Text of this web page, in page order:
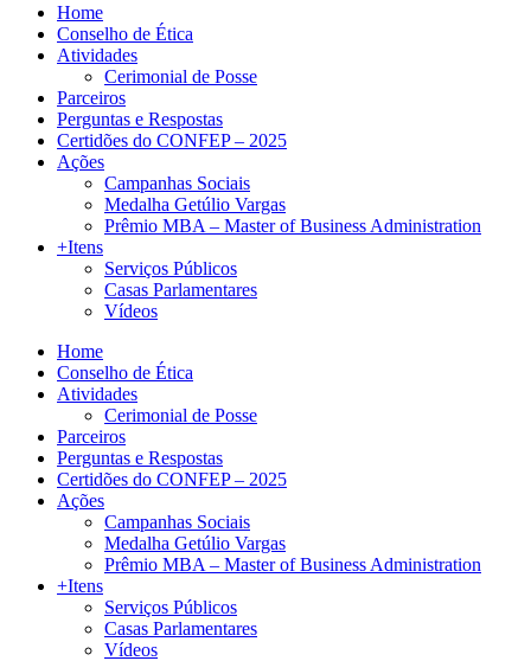
Home
Conselho de Ética
Atividades
Cerimonial de Posse
Parceiros
Perguntas e Respostas
Certidões do CONFEP – 2025
Ações
Campanhas Sociais
Medalha Getúlio Vargas
Prêmio MBA – Master of Business Administration
+Itens
Serviços Públicos
Casas Parlamentares
Vídeos
Home
Conselho de Ética
Atividades
Cerimonial de Posse
Parceiros
Perguntas e Respostas
Certidões do CONFEP – 2025
Ações
Campanhas Sociais
Medalha Getúlio Vargas
Prêmio MBA – Master of Business Administration
+Itens
Serviços Públicos
Casas Parlamentares
Vídeos